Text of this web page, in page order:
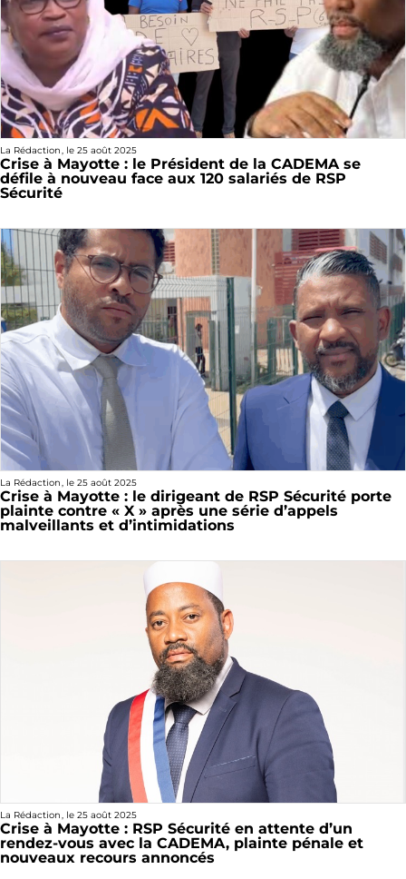
La Rédaction, le 25 août 2025
Crise à Mayotte : le Président de la CADEMA se
défile à nouveau face aux 120 salariés de RSP
Sécurité
La Rédaction, le 25 août 2025
Crise à Mayotte : le dirigeant de RSP Sécurité porte
plainte contre « X » après une série d’appels
malveillants et d’intimidations
La Rédaction, le 25 août 2025
Crise à Mayotte : RSP Sécurité en attente d’un
rendez-vous avec la CADEMA, plainte pénale et
nouveaux recours annoncés